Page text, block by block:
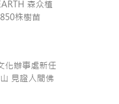
森众植
株樹苗
化辦事處新任
見證人間佛